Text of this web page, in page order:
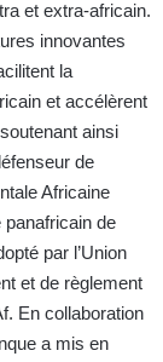
et extra-africain.
innovantes
la
et accélèrent
ainsi
de
Africaine
de
par l’Union
et de règlement
En collaboration
a mis en